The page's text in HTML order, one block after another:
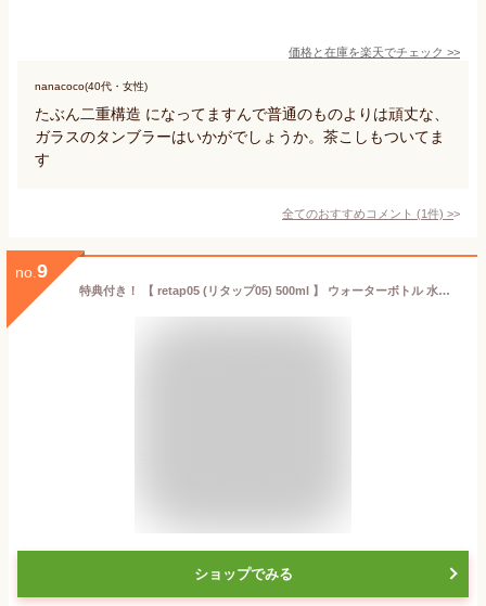
価格と在庫を楽天でチェック >>
nanacoco(40代・女性)
たぶん二重構造 になってますんで普通のものよりは頑丈な、
ガラスのタンブラーはいかがでしょうか。茶こしもついてま
す
全てのおすすめコメント (1件) >
no. 9
特典付き！ 【 retap05 (リタップ05) 500ml 】 ウォーターボトル 水筒 タンブラー ピッチャー マイボトル ガラスボトル ガラス瓶 耐熱 レンジ可 食洗機可 お茶 ドリンク おしゃれ 北欧 デンマーク ギフト プレゼント
ショップでみる